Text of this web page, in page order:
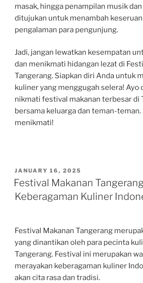
masak, hingga penampilan musik
ditujukan untuk menambah
pengalaman para pengunjung.
Jadi, jangan lewatkan kesempatan
dan menikmati hidangan lezat di
Tangerang. Siapkan diri Anda untuk
kuliner yang menggugah selera! Ayo
nikmati festival makanan terbesar di
bersama keluarga dan teman-
menikmati!
POSTED
ON
JANUARY 16, 2025
Festival Makanan
Keberagaman Kuliner
Festival Makanan Tangerang
yang dinantikan oleh para pecinta
Tangerang. Festival ini merupakan
merayakan keberagaman kuliner
akan cita rasa dan tradisi.